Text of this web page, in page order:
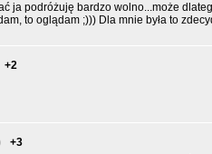
ja podróżuję bardzo wolno...może
to oglądam ;))) Dla mnie była to
+2
+3